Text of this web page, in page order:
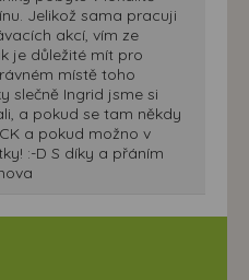
Jelikož sama pracuji
akcí, vím ze
je důležité mít pro
místě toho
slečně Ingrid jsme si
a pokud se tam někdy
a pokud možno v
:-D S díky a přáním